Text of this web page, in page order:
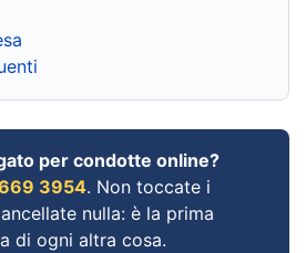
per condotte online?
3954. Non toccate i
nulla: è la prima
di ogni altra cosa.